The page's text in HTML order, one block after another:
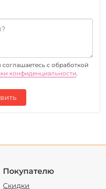
c обработкой
конфиденциальности.
Покупателю
Скидки